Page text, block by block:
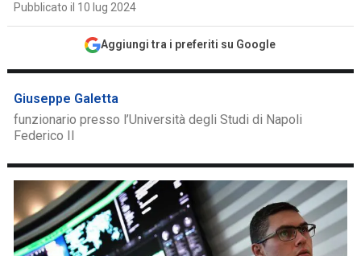
Pubblicato il 10 lug 2024
Aggiungi tra i preferiti su Google
Giuseppe Galetta
funzionario presso l’Università degli Studi di Napoli
Federico II